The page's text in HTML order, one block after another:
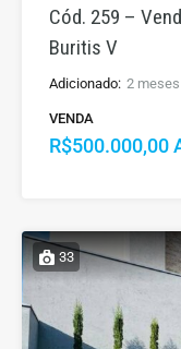
Cód. 259 –
Buritis V
Adicionado: 2
VENDA
R$500.000,00
33